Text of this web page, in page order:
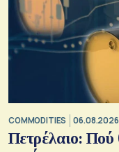
COMMODITIES
Πετρέλαιο: Πού